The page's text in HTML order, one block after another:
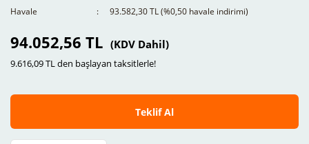
Havale
93.582,30 TL (%0,50 havale indirimi)
94.052,56 TL (KDV Dahil)
9.616,09 TL den başlayan taksitlerle!
Teklif Al